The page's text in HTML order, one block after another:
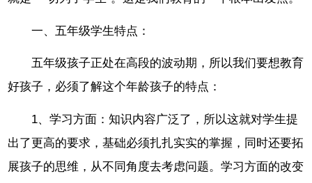
一、五年级学生特点：
五年级孩子正处在高段的波动期，所以我们要想教育
好孩子，必须了解这个年龄孩子的特点：
1、学习方面：知识内容广泛了，所以这就对学生提
出了更高的要求，基础必须扎扎实实的掌握，同时还要拓
展孩子的思维，从不同角度去考虑问题。学习方面的改变